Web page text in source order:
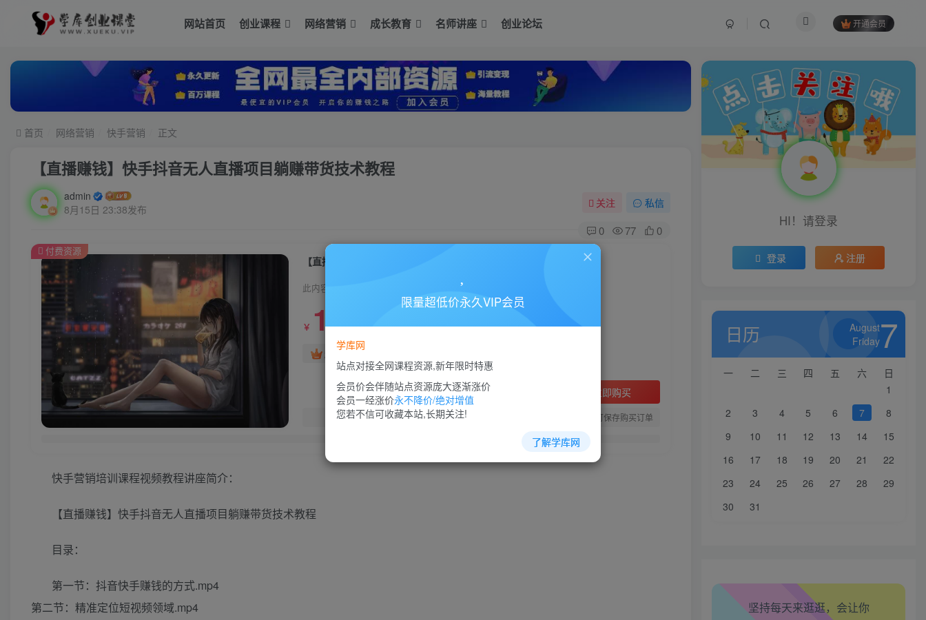
网站首页 创业课程 网络营销 成长教育 名师讲座 创业论坛 开通会员
首页 网络营销 快手营销 正文
【直播赚钱】快手抖音无人直播项目躺赚带货技术教程
admin
8月15日 23:38发布
关注 私信
0 77 0
【直播赚钱】快手抖音无人直播项目躺赚带货技术教程
此内容为付费资源，请付费后查看
￥ 10￥88
超级会员免费
立即购买
您当前未登录！建议登陆后购买，可保存购买订单
付费资源
快手营销培训课程视频教程讲座简介：
【直播赚钱】快手抖音无人直播项目躺赚带货技术教程
目录：
第一节：抖音快手赚钱的方式.mp4
第二节：精准定位短视频领域.mp4
HI！请登录
登录 注册
日历
August
Friday7
一 二 三 四 五 六
日
1
2
3 4 5 6 7
8
9
10 11 12 13 14
15
16
17 18 19 20 21
22
23
24 25 26 27 28
29
30
31
坚持每天来逛逛，会让你
心情也舒畅了！
限量超低价永久VIP会员
学库网
站点对接全网课程资源,新年限时特惠
会员价会伴随站点资源庞大逐渐涨价
会员一经涨价永不降价/绝对增值
您若不信可收藏本站,长期关注!
了解学库网